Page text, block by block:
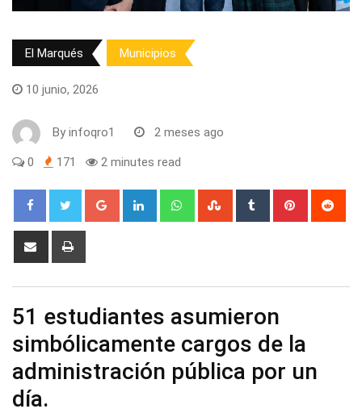
El Marqués Municipios
10 junio, 2026
By infoqro1 2 meses ago
0 171 2 minutes read
Google+ LinkedIn WhatsappStumbleUpon
Tumblr Pinterest
Share
51 estudiantes asumieron
simbólicamente cargos de la
administración pública por un
día.